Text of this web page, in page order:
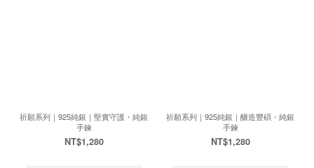
祈願系列｜925純銀｜堅實守護・純銀
手鍊
NT$1,280
祈願系列｜925純銀｜釀造豐碩・純銀
手鍊
NT$1,280